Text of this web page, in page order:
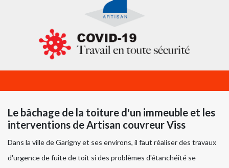
Le bâchage de la toiture d'un immeuble et les
interventions de Artisan couvreur Viss
Dans la ville de Garigny et ses environs, il faut réaliser des travaux
d'urgence de fuite de toit si des problèmes d'étanchéité se